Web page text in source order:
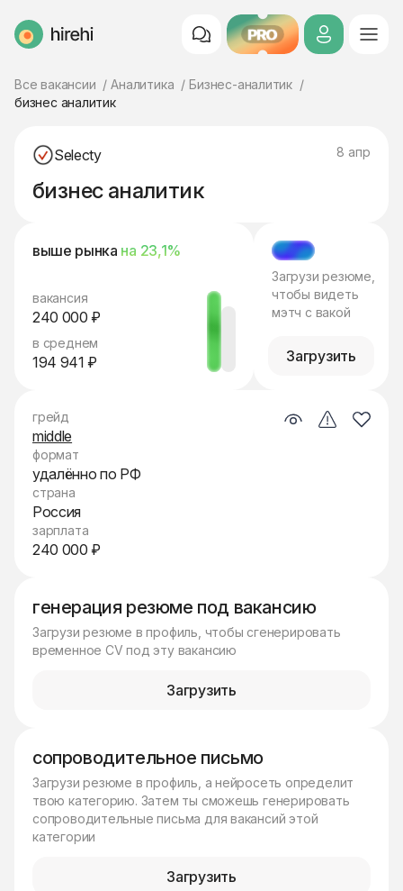
HireHi PRO
Все вакансии Аналитика
Бизнес-аналитик
бизнес аналитик
Selecty 8 апр
бизнес аналитик
выше рынка на 23,1%
вакансия
240 000 ₽
в среднем
194 941 ₽
МЭТЧ
Загрузи резюме,
чтобы видеть
мэтч с вакой
Загрузить
генерация резюме под вакансию
Загрузи резюме в профиль, чтобы сгенерировать
временное CV под эту вакансию
Загрузить
сопроводительное письмо
Загрузи резюме в профиль, а нейросеть определит
твою категорию. Затем ты сможешь генерировать
сопроводительные письма для вакансий этой
категории
Загрузить
грейд
middle
формат
удалённо по РФ
страна
Россия
зарплата
240 000 ₽